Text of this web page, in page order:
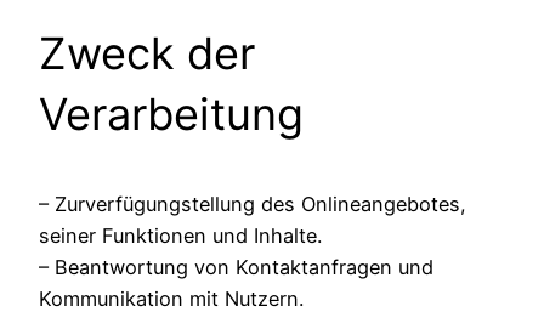
Zweck der
Verarbeitung
– Zurverfügungstellung des Onlineangebotes,
seiner Funktionen und Inhalte.
– Beantwortung von Kontaktanfragen und
Kommunikation mit Nutzern.